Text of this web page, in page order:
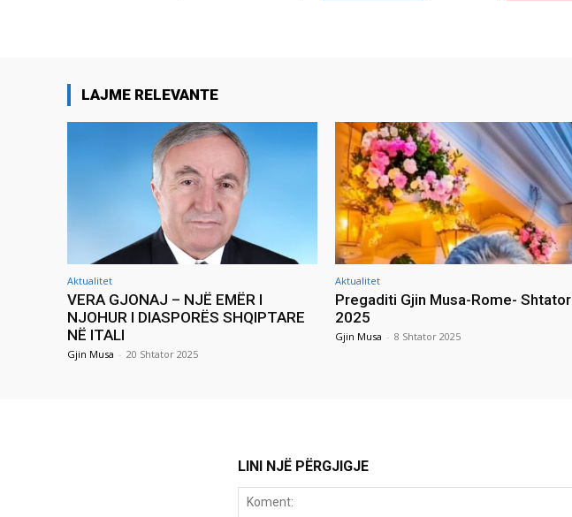
LAJME RELEVANTE
Aktualitet
VERA GJONAJ – NJË EMËR I
NJOHUR I DIASPORËS SHQIPTARE
NË ITALI
Gjin Musa - 20 Shtator 2025
Aktualitet
Pregaditi Gjin Musa-Rome- Shtator
2025
Gjin Musa - 8 Shtator 2025
LINI NJË PËRGJIGJE